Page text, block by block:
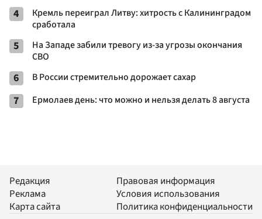
4
Кремль переиграл Литву: хитрость с Калининградом
сработала
5
На Западе забили тревогу из-за угрозы окончания
СВО
6 В России стремительно дорожает сахар
7 Ермолаев день: что можно и нельзя делать 8 августа
Редакция
Реклама
Карта сайта
Правовая информация
Условия использования
Политика конфиденциальности